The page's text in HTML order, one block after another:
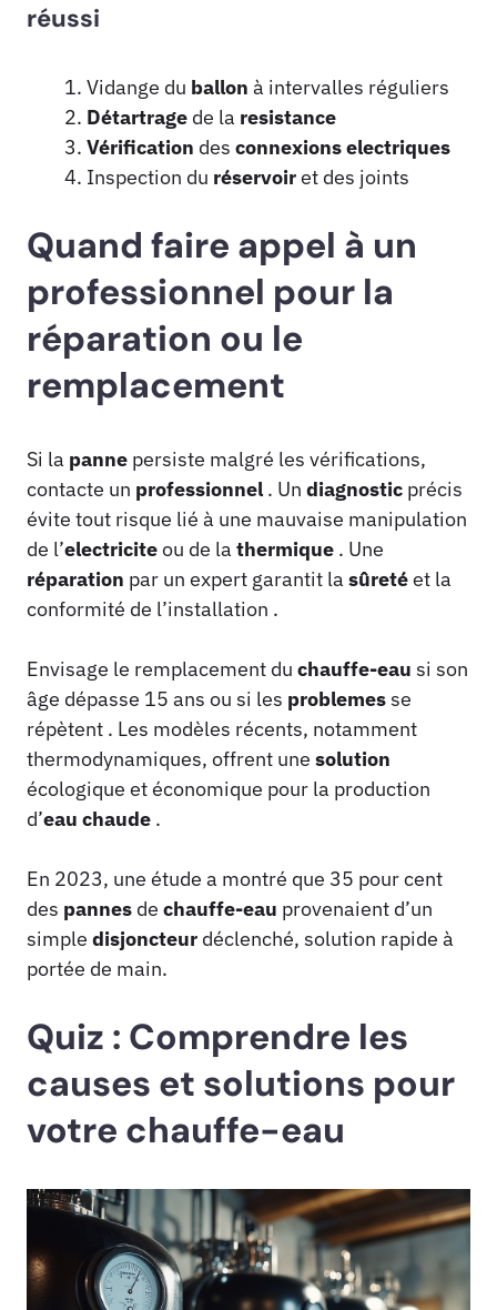
réussi
Vidange du ballon à intervalles réguliers
Détartrage de la resistance
Vérification des connexionselectriques
Inspection du réservoiret des joints
Quand faire appel à un
professionnel pour la
réparation ou le
remplacement
Si la panne persiste malgré les vérifications,
contacte un professionnel . Un diagnostic précis
évite tout risque lié à une mauvaise manipulation
de l’electriciteou de la thermique . Une
réparation par un expert garantit la sûretéet la
conformité de l’installation .
Envisage le remplacement du chauffe-eau si son
âge dépasse 15 ans ou si les problemesse
répètent . Les modèles récents, notamment
thermodynamiques, offrent une solution
écologique et économique pour la production
d’eau chaude .
En 2023, une étude a montré que 35 pour cent
des pannes de chauffe-eau provenaient d’un
simple disjoncteur déclenché, solution rapide à
portée de main.
Quiz : Comprendre les
causes et solutions pour
votre chauffe-eau